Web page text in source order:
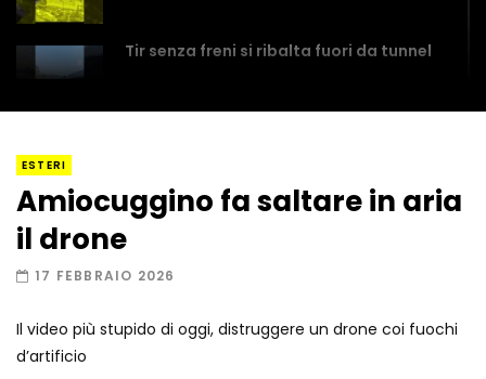
Tir senza freni si ribalta fuori da tunnel
Record di baci in 30 secondi
ESTERI
Amiocuggino fa saltare in aria
il drone
17 FEBBRAIO 2026
Il video più stupido di oggi, distruggere un drone coi fuochi
d’artificio